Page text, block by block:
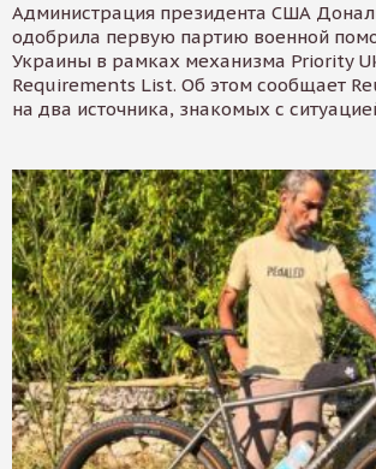
Администрация президента США
одобрила первую партию военной
Украины в рамках механизма Priority
Requirements List. Об этом сообщает
на два источника, знакомых с